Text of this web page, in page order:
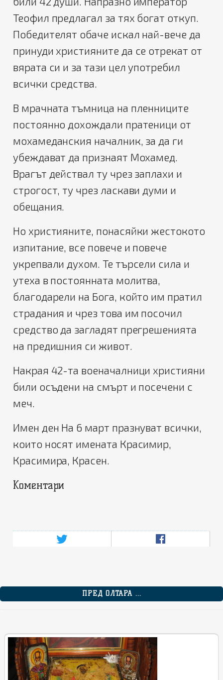
Теофил предлагал за тях богат откуп.
Победителят обаче искал най-вече да
принуди християните да се отрекат от
вярата си и за тази цел употребил
всички средства.
В мрачната тъмница на пленниците
постоянно дохождали пратеници от
мохамеданския началник, за да ги
убеждават да признаят Мохамед.
Врагът действал ту чрез заплахи и
строгост, ту чрез ласкави думи и
обещания.
Но християните, понасяйки жестокото
изпитание, все повече и повече
укрепвали духом. Те търсели сила и
утеха в постоянната молитва,
благодарели на Бога, който им пратил
страдания и чрез това им посочил
средство да загладят прегрешенията
на предишния си живот.
Накрая 42-та военачалници християни
били осъдени на смърт и посечени с
меч.
Имен ден На 6 март празнуват всички,
които носят имената Красимир,
Красимира, Красен.
Коментари
ПРЕД ОЛТАРА ...